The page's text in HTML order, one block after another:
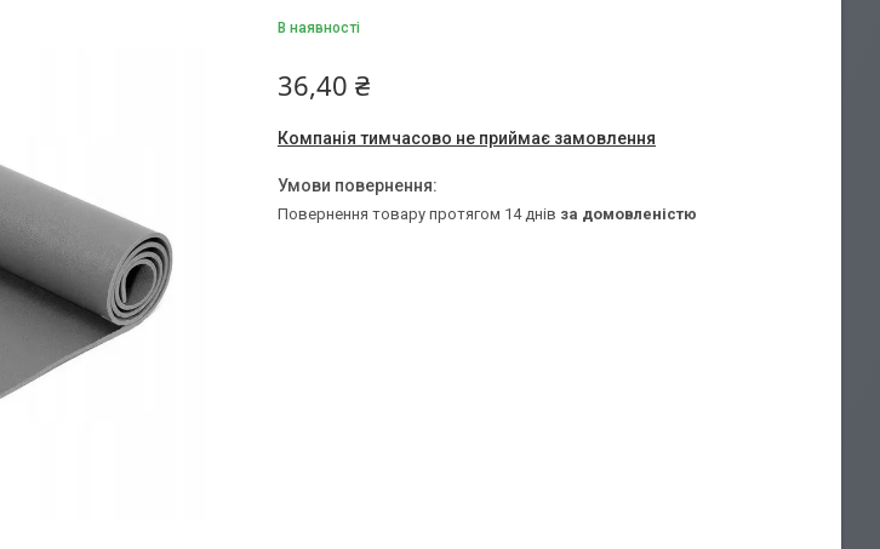
В наявності
36,40 ₴
Компанія тимчасово не приймає замовлення
повернення товару протягом 14 днів за домовленістю